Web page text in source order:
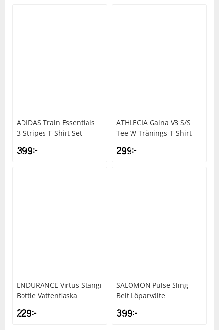
ADIDAS Train Essentials
3-Stripes T-Shirt Set
399kr
ATHLECIA Gaina V3 S/S
Tee W Tränings-T-Shirt
299kr
ENDURANCE Virtus Stangi
Bottle Vattenflaska
229kr
SALOMON Pulse Sling
Belt Löparvälte
399kr